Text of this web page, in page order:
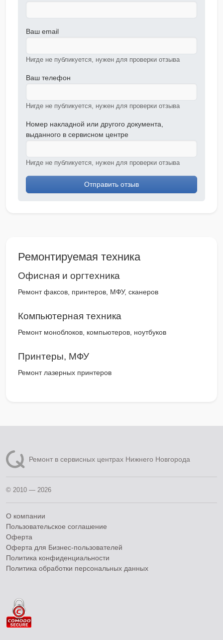
Ваш email
Нигде не публикуется, нужен для проверки отзыва
Ваш телефон
Нигде не публикуется, нужен для проверки отзыва
Номер накладной или другого документа,
выданного в сервисном центре
Нигде не публикуется, нужен для проверки отзыва
Отправить отзыв
Ремонтируемая техника
Офисная и оргтехника
Ремонт факсов, принтеров, МФУ, сканеров
Компьютерная техника
Ремонт моноблоков, компьютеров, ноутбуков
Принтеры, МФУ
Ремонт лазерных принтеров
Ремонт в сервисных центрах Нижнего Новгорода
© 2010 — 2026
О компании
Пользовательское соглашение
Оферта
Оферта для Бизнес-пользователей
Политика конфиденциальности
Политика обработки персональных данных